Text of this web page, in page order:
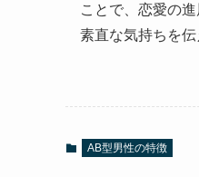
ことで、恋愛の
素直な気持ちを伝
AB型男性の特徴